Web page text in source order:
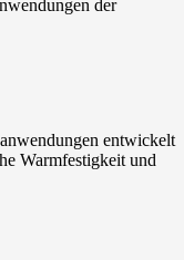
der
entwickelt
Warmfestigkeit und